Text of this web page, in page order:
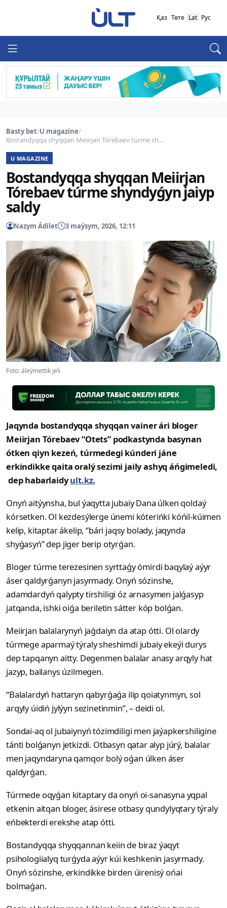
Қаз Төте Lat Рус
Basty bet/U magazine/
Bostandyqqa shyqqan Meiirjan Tórebaev túrme sh...
U MAGAZINE
Bostandyqqa shyqqan Meiirjan
Tórebaev túrme shyndyǵyn jaiyp
saldy
Nazym Ádilet 3 maýsym, 2026, 12:11
Foto: áleýmettik jeli
Jaqynda bostandyqqa shyqqan vainer ári bloger
Meiirjan Tórebaev “Otets” podkastynda basynan
ótken qiyn kezeń, túrmedegi kúnderi jáne
erkindikke qaita oralý sezimi jaily ashyq áńgimeledi,
dep habarlaidyult.kz.
Onyń aitýynsha, bul ýaqytta jubaiy Dana úlken qoldaý
kórsetken. Ol kezdesýlerge únemi kóterińki kóńil-kúimen
kelip, kitaptar ákelip, “bári jaqsy bolady, jaqynda
shyǵasyń” dep jiger berip otyrǵan.
Bloger túrme terezesinen syrttaǵy ómirdi baqylaý aýyr
áser qaldyrǵanyn jasyrmady. Onyń sózinshe,
adamdardyń qalypty tirshiligi óz arnasymen jalǵasyp
jatqanda, ishki oiǵa beriletin sátter kóp bolǵan.
Meiirjan balalarynyń jaǵdaiyn da atap ótti. Ol olardy
túrmege aparmaý týraly sheshimdi jubaiy ekeýi durys
dep tapqanyn aitty. Degenmen balalar anasy arqyly hat
jazyp, bailanys úzilmegen.
“Balalardyń hattaryn qabyrǵaǵa ilip qoiatynmyn, sol
arqyly úidiń jylýyn sezinetinmin”, – deidi ol.
Sondai-aq ol jubaiynyń tózimdiligi men jaýapkershiligine
tánti bolǵanyn jetkizdi. Otbasyn qatar alyp júrý, balalar
men jaqyndaryna qamqor bolý oǵan úlken áser
qaldyrǵan.
Túrmede oqyǵan kitaptary da onyń oi-sanasyna yqpal
etkenin aitqan bloger, ásirese otbasy qundylyqtary týraly
eńbekterdi erekshe atap ótti.
Bostandyqqa shyqqannan keiin de biraz ýaqyt
psihologiialyq turǵyda aýyr kúi keshkenin jasyrmady.
Onyń sózinshe, erkindikke birden úirenisý ońai
bolmaǵan.